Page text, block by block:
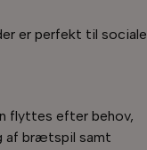
er perfekt til sociale
flyttes efter behov,
af brætspil samt